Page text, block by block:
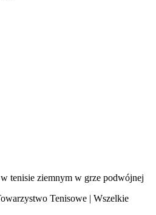
tenisie ziemnym w grze podwójnej
Tenisowe | Wszelkie